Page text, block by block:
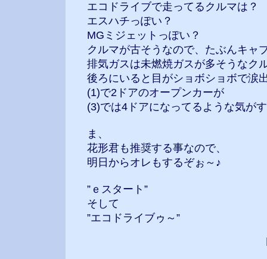
エコドライブで走ってるクルマは？
エスハチっぽい？
MGミジェットっぽい？
クルマが古そうなので、たぶんキャ
排気ガスは未燃焼ガスが多そうなク
後ろにいると目がショボショボで涙
(1)で2ドアのオープンカーが
(3)では4ドアになってるような気が
ま、
花形君も推奨する事なので、
明日からオレもするぞぉ～♪
”ｅスタート”
そして
”エコドライブゥ～”